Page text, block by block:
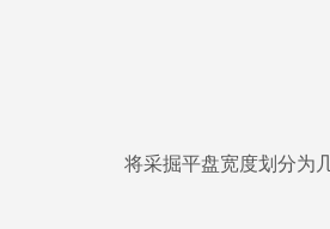
将采掘平盘宽度划分为几